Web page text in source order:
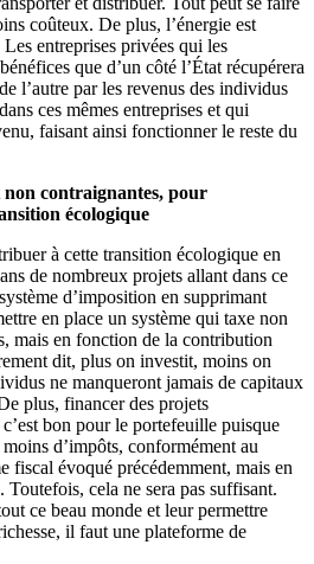
coûteux. De plus, l’énergie est
entreprises privées qui les
que d’un côté l’État récupérera
l’autre par les revenus des individus
ces mêmes entreprises et qui
faisant ainsi fonctionner le reste du
non contraignantes, pour
écologique
à cette transition écologique en
de nombreux projets allant dans ce
d’imposition en supprimant
en place un système qui taxe non
mais en fonction de la contribution
dit, plus on investit, moins on
ne manqueront jamais de capitaux
plus, financer des projets
bon pour le portefeuille puisque
d’impôts, conformément au
fiscal évoqué précédemment, mais en
Toutefois, cela ne sera pas suffisant.
ce beau monde et leur permettre
il faut une plateforme de